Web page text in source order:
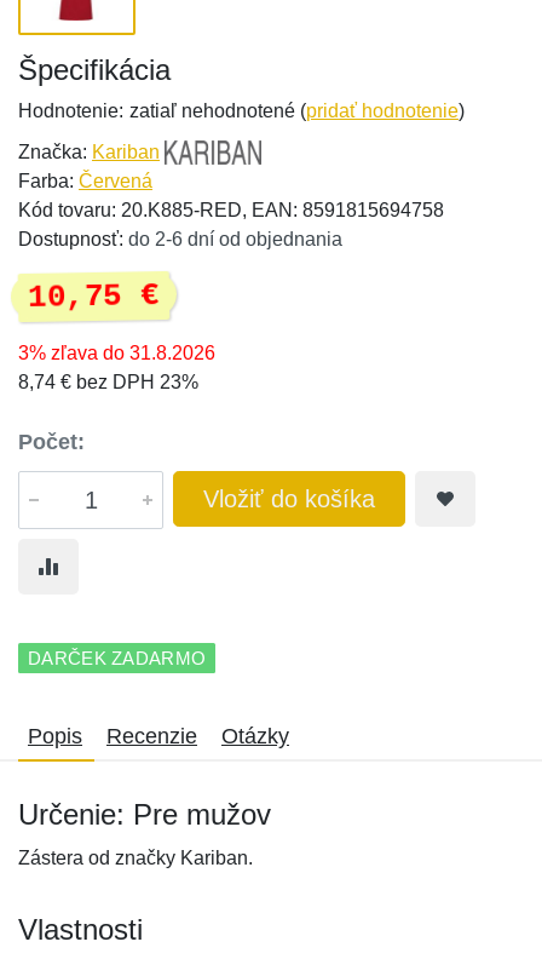
Špecifikácia
Hodnotenie: zatiaľ nehodnotené (pridať hodnotenie)
Značka: Kariban
Farba: Červená
Kód tovaru: 20.K885-RED, EAN: 8591815694758
Dostupnosť: do 2-6 dní od objednania
10,75 €
3% zľava do 31.8.2026
8,74 € bez DPH 23%
Počet:
Vložiť do košíka
DARČEK ZADARMO
Popis Recenzie Otázky
Určenie: Pre mužov
Zástera od značky Kariban.
Vlastnosti